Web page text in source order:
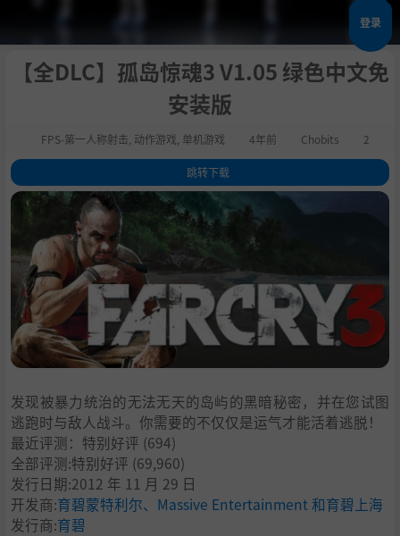
登录
【全DLC】孤岛惊魂3 V1.05 绿色中文免
安装版
FPS-第一人称射击 动作游戏 单机游戏 4年前 Chobits 2
跳转下载
1.评测
数字豪华版
.数字豪华版
5.关于这款游戏
6.主要特点：
系统需求
支持作者
发现被暴力统治的无法无天的岛屿的黑暗秘密，并在您试图
逃跑时与敌人战斗。你需要的不仅仅是运气才能活着逃脱！
最近评测： 特别好评 (694)
全部评测:特别好评 (69,960)
发行日期:2012 年 11 月 29 日
开发商:育碧蒙特利尔、Massive Entertainment 和育碧上海
发行商:育碧